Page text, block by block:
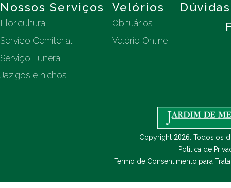
Nossos Serviços
Floricultura
Serviço Cemiterial
Serviço Funeral
Jazigos e nichos
Velórios
Obituários
Velório Online
Copyright 2026 . Todos os
Política de
Termo de Consentimento para